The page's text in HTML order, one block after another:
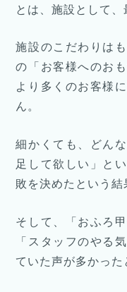
とは、施設として、
施設のこだわりは
の「お客様へのお
より多くのお客様
ん。
細かくても、どん
足して欲しい」と
敗を決めたという結
そして、「おふろ
「スタッフのやる
ていた声が多かった